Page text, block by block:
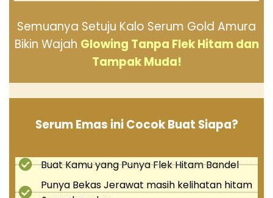
Semuanya Setuju Kalo Serum Gold Amura
Bikin Wajah Glowing Tanpa Flek Hitam dan
Tampak Muda!
Serum Emas ini Cocok Buat Siapa?
Buat Kamu yang Punya Flek Hitam Bandel
Punya Bekas Jerawat masih kelihatan hitam